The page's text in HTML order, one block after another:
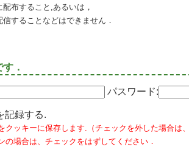
布すること,あるいは，
することなどはできません．
．
パスワード:
記録する.
クッキーに保存します.（チェックを外した場合は
の場合は、チェックをはずしてください．